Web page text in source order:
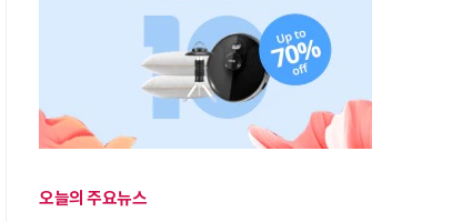
오늘의 주요뉴스